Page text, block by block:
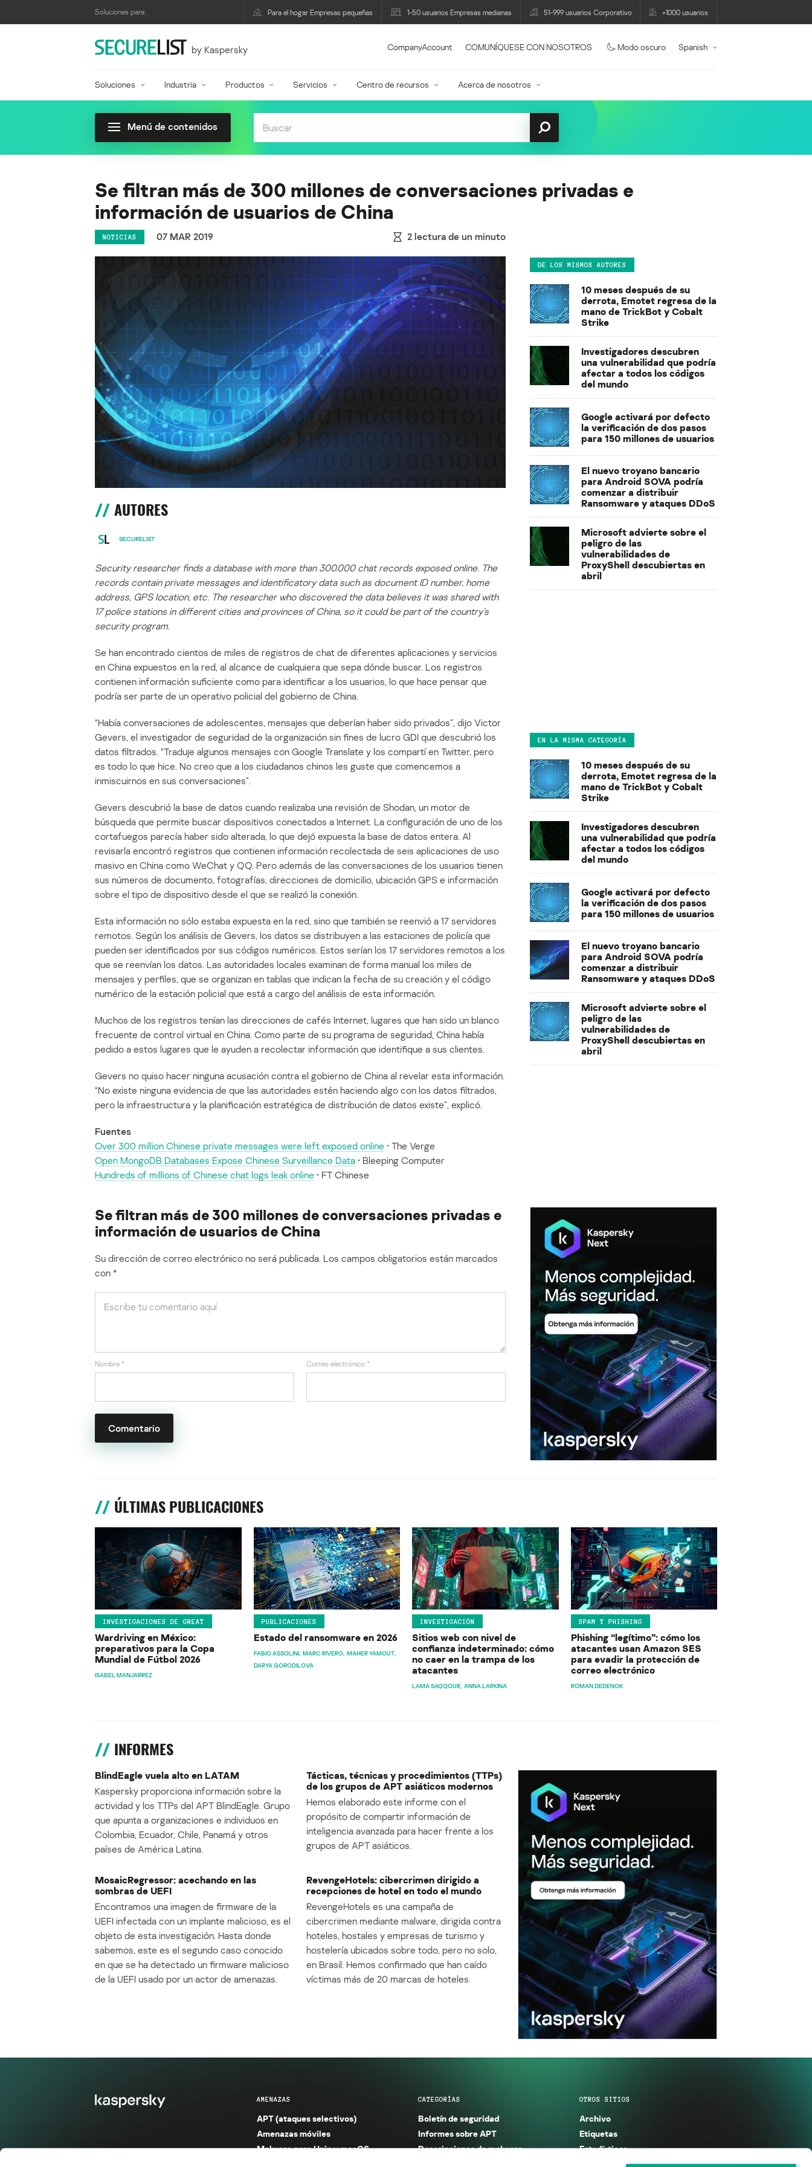
Soluciones para: Para el hogar Empresas pequeñas 1-50 usuarios Empresas medianas 51-999 usuarios Corporativo +1000 usuarios
by Kaspersky CompanyAccount COMUNÍQUESE CON NOSOTROS Modo oscuro Spanish
Soluciones Industria Productos Servicios Centro de recursos Acerca de nosotros
Menú de contenidos
Se filtran más de 300 millones de conversaciones privadas e
información de usuarios de China
NOTICIAS 07 MAR 2019 2 lectura de un minuto
AUTORES
SECURELIST
Security researcher finds a database with more than 300.000 chat records exposed online. The
records contain private messages and identificatory data such as document ID number, home
address, GPS location, etc. The researcher who discovered the data believes it was shared with
17 police stations in different cities and provinces of China, so it could be part of the country’s
security program.
Se han encontrado cientos de miles de registros de chat de diferentes aplicaciones y servicios
en China expuestos en la red, al alcance de cualquiera que sepa dónde buscar. Los registros
contienen información suficiente como para identificar a los usuarios, lo que hace pensar que
podría ser parte de un operativo policial del gobierno de China.
“Había conversaciones de adolescentes, mensajes que deberían haber sido privados”, dijo Victor
Gevers, el investigador de seguridad de la organización sin fines de lucro GDI que descubrió los
datos filtrados. “Traduje algunos mensajes con Google Translate y los compartí en Twitter, pero
es todo lo que hice. No creo que a los ciudadanos chinos les guste que comencemos a
inmiscuirnos en sus conversaciones”.
Gevers descubrió la base de datos cuando realizaba una revisión de Shodan, un motor de
búsqueda que permite buscar dispositivos conectados a Internet. La configuración de uno de los
cortafuegos parecía haber sido alterada, lo que dejó expuesta la base de datos entera. Al
revisarla encontró registros que contienen información recolectada de seis aplicaciones de uso
masivo en China como WeChat y QQ. Pero además de las conversaciones de los usuarios tienen
sus números de documento, fotografías, direcciones de domicilio, ubicación GPS e información
sobre el tipo de dispositivo desde el que se realizó la conexión.
Esta información no sólo estaba expuesta en la red, sino que también se reenvió a 17 servidores
remotos. Según los análisis de Gevers, los datos se distribuyen a las estaciones de policía que
pueden ser identificados por sus códigos numéricos. Estos serían los 17 servidores remotos a los
que se reenvían los datos. Las autoridades locales examinan de forma manual los miles de
mensajes y perfiles, que se organizan en tablas que indican la fecha de su creación y el código
numérico de la estación policial que está a cargo del análisis de esta información.
Muchos de los registros tenían las direcciones de cafés Internet, lugares que han sido un blanco
frecuente de control virtual en China. Como parte de su programa de seguridad, China había
pedido a estos lugares que le ayuden a recolectar información que identifique a sus clientes.
Gevers no quiso hacer ninguna acusación contra el gobierno de China al revelar esta información.
“No existe ninguna evidencia de que las autoridades estén haciendo algo con los datos filtrados,
pero la infraestructura y la planificación estratégica de distribución de datos existe”, explicó.
Fuentes
Over 300 million Chinese private messages were left exposed online • The Verge
Open MongoDB Databases Expose Chinese Surveillance Data • Bleeping Computer
Hundreds of millions of Chinese chat logs leak online • FT Chinese
Se filtran más de 300 millones de conversaciones privadas e
información de usuarios de China
Su dirección de correo electrónico no será publicada. Los campos obligatorios están marcados
con *
Nombre * Correo electrónico *
DE LOS MISMOS AUTORES
10 meses después de su
derrota, Emotet regresa de la
mano de TrickBot y Cobalt
Strike
Investigadores descubren
una vulnerabilidad que podría
afectar a todos los códigos
del mundo
Google activará por defecto
la verificación de dos pasos
para 150 millones de usuarios
El nuevo troyano bancario
para Android SOVA podría
comenzar a distribuir
Ransomware y ataques DDoS
Microsoft advierte sobre el
peligro de las
vulnerabilidades de
ProxyShell descubiertas en
abril
EN LA MISMA CATEGORÍA
10 meses después de su
derrota, Emotet regresa de la
mano de TrickBot y Cobalt
Strike
Investigadores descubren
una vulnerabilidad que podría
afectar a todos los códigos
del mundo
Google activará por defecto
la verificación de dos pasos
para 150 millones de usuarios
El nuevo troyano bancario
para Android SOVA podría
comenzar a distribuir
Ransomware y ataques DDoS
Microsoft advierte sobre el
peligro de las
vulnerabilidades de
ProxyShell descubiertas en
abril
ÚLTIMAS PUBLICACIONES
INVESTIGACIONES DE GREAT
Wardriving en México:
preparativos para la Copa
Mundial de Fútbol 2026
ISABEL MANJARREZ
PUBLICACIONES
Estado del ransomware en 2026
FABIO ASSOLINI MARC RIVERO MAHER YAMOUT
DARYA GORODILOVA
INVESTIGACIÓN
Sitios web con nivel de
confianza indeterminado: cómo
no caer en la trampa de los
atacantes
LAMA SAQQOUR ANNA LARKINA
SPAM Y PHISHING
Phishing “legítimo”: cómo los
atacantes usan Amazon SES
para evadir la protección de
correo electrónico
ROMAN DEDENOK
INFORMES
BlindEagle vuela alto en LATAM
Kaspersky proporciona información sobre la
actividad y los TTPs del APT BlindEagle. Grupo
que apunta a organizaciones e individuos en
Colombia, Ecuador, Chile, Panamá y otros
países de América Latina.
Tácticas, técnicas y procedimientos (TTPs)
de los grupos de APT asiáticos modernos
Hemos elaborado este informe con el
propósito de compartir información de
inteligencia avanzada para hacer frente a los
grupos de APT asiáticos.
MosaicRegressor: acechando en las
sombras de UEFI
Encontramos una imagen de firmware de la
UEFI infectada con un implante malicioso, es el
objeto de esta investigación. Hasta donde
sabemos, este es el segundo caso conocido
en que se ha detectado un firmware malicioso
de la UEFI usado por un actor de amenazas.
RevengeHotels: cibercrimen dirigido a
recepciones de hotel en todo el mundo
RevengeHotels es una campaña de
cibercrimen mediante malware, dirigida contra
hoteles, hostales y empresas de turismo y
hostelería ubicados sobre todo, pero no solo,
en Brasil. Hemos confirmado que han caído
víctimas más de 20 marcas de hoteles.
AMENAZAS
APT (ataques selectivos)
Amenazas móviles
Malware para Unix y macOS
CATEGORÍAS
Boletín de seguridad
Informes sobre APT
Descripciones de malware
OTROS SITIOS
Archivo
Etiquetas
Estadísticas
Enciclopedia